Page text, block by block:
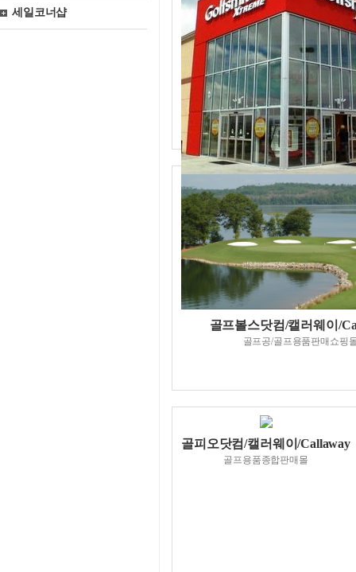
세일코너샵
골프스미스닷컴/캘러웨이/
미국최대의온오프골프매
골프볼스닷컴/캘러웨이/
골프공/골프용품판매쇼핑
골피오닷컴/캘러웨이/Callaway
골프용품종합판매몰